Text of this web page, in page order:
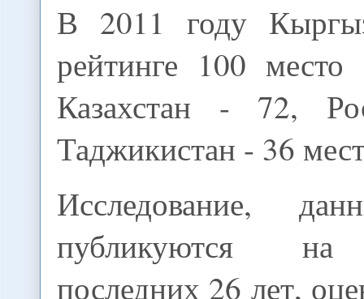
В 2011 году
рейтинге 100
Казахстан - 72,
Таджикистан - 36
Исследование,
публикуются на
последних 26 лет,